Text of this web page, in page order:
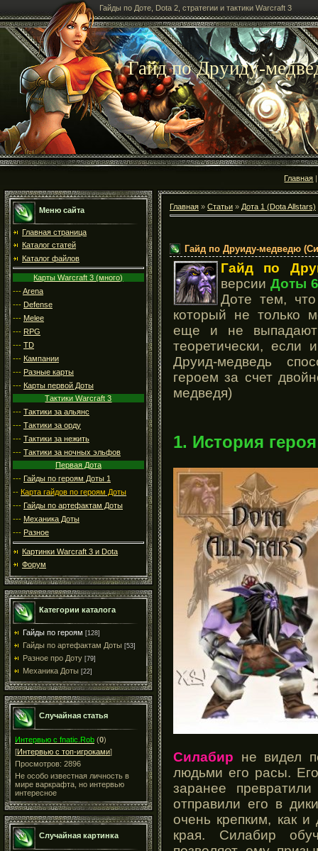
Гайды по Доте, Dota 2, стратегии и тактики Warcraft 3
Гайд по Друиду-
Главная
Меню сайта
Главная страница
Каталог статей
Каталог файлов
Карты Warcraft 3 (много)
---Arena
--- Defense
--- Melee
--- RPG
--- TD
--- Кампании
--- Разные карты
--- Карты первой Доты
Тактики Warcraft 3
--- Тактики за альянс
--- Тактики за орду
--- Тактики за нежить
--- Тактики за ночных эльфов
Первая Дота
--- Гайды по героям Доты 1
-- Карта гайдов по героям Доты
--- Гайды по артефактам Доты
--- Механика Доты
--- Разное
Картинки Warcraft 3 и Dota
Форум
Категории каталога
Гайды по героям [128]
Гайды по артефактам Доты [53]
Разное про Доту [79]
Механика Доты [22]
Случайная статья
Интервью с fnatic.Rob (0)
[Интервью с топ-игроками]
Просмотров: 2896
Не особо известная личность в
мире варкрафта, но интервью
интересное
Случайная картинка
Главная » Статьи » Дота 1 (Dota Allstars)
Гайд по Друиду-медведю
Гайд по
версии Доты
Доте тем,
который не только
еще и не
теоретически, если
Друид-медведь
героем за счет
медведя)
1. История героя
Силабир не видел
людьми его расы.
заранее
отправили его в
очень крепким, как
края. Силабир